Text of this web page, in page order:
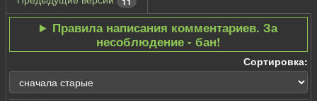
Правила написания комментариев. За
несоблюдение - бан!
Сортировка: